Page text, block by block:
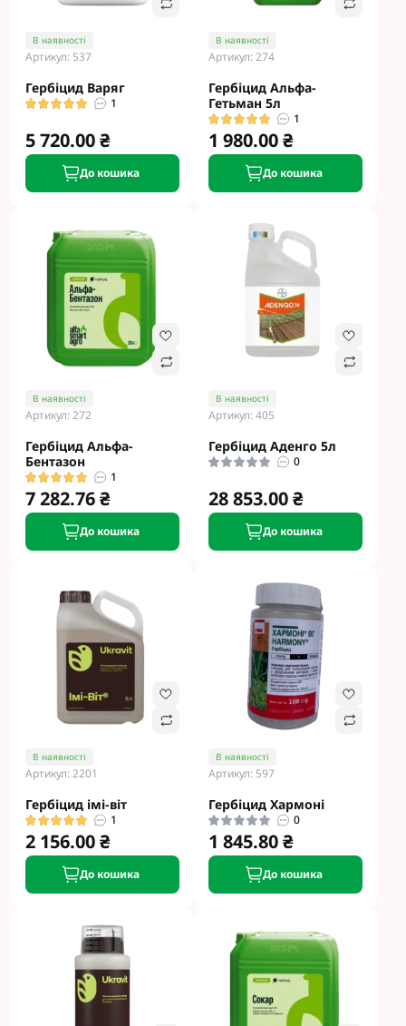
В наявності
Артикул: 537
Гербіцид Варяг
1
5 720.00 ₴
До кошика
В наявності
Артикул: 274
Гербіцид Альфа-
Гетьман 5л
1
1 980.00 ₴
До кошика
В наявності
Артикул: 272
Гербіцид Альфа-
Бентазон
1
7 282.76 ₴
До кошика
В наявності
Артикул: 405
Гербіцид Аденго 5л
0
28 853.00 ₴
До кошика
В наявності
Артикул: 2201
Гербіцид імі-віт
1
2 156.00 ₴
До кошика
В наявності
Артикул: 597
Гербіцид Хармоні
0
1 845.80 ₴
До кошика